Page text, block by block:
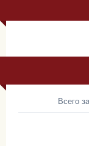
Всего